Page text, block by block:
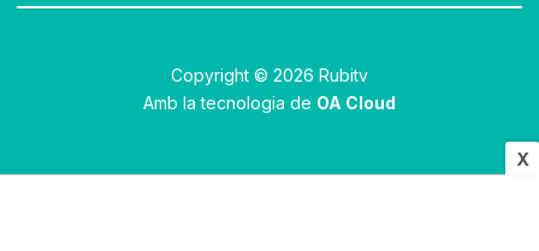
X
Copyright © 2026 Rubitv
Amb la tecnologia de OA Cloud